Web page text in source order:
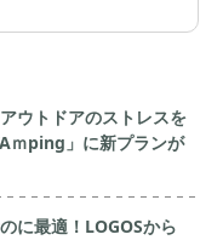
ウトドアのストレスを
ｍping」に新プランが
に最適！LOGOSから